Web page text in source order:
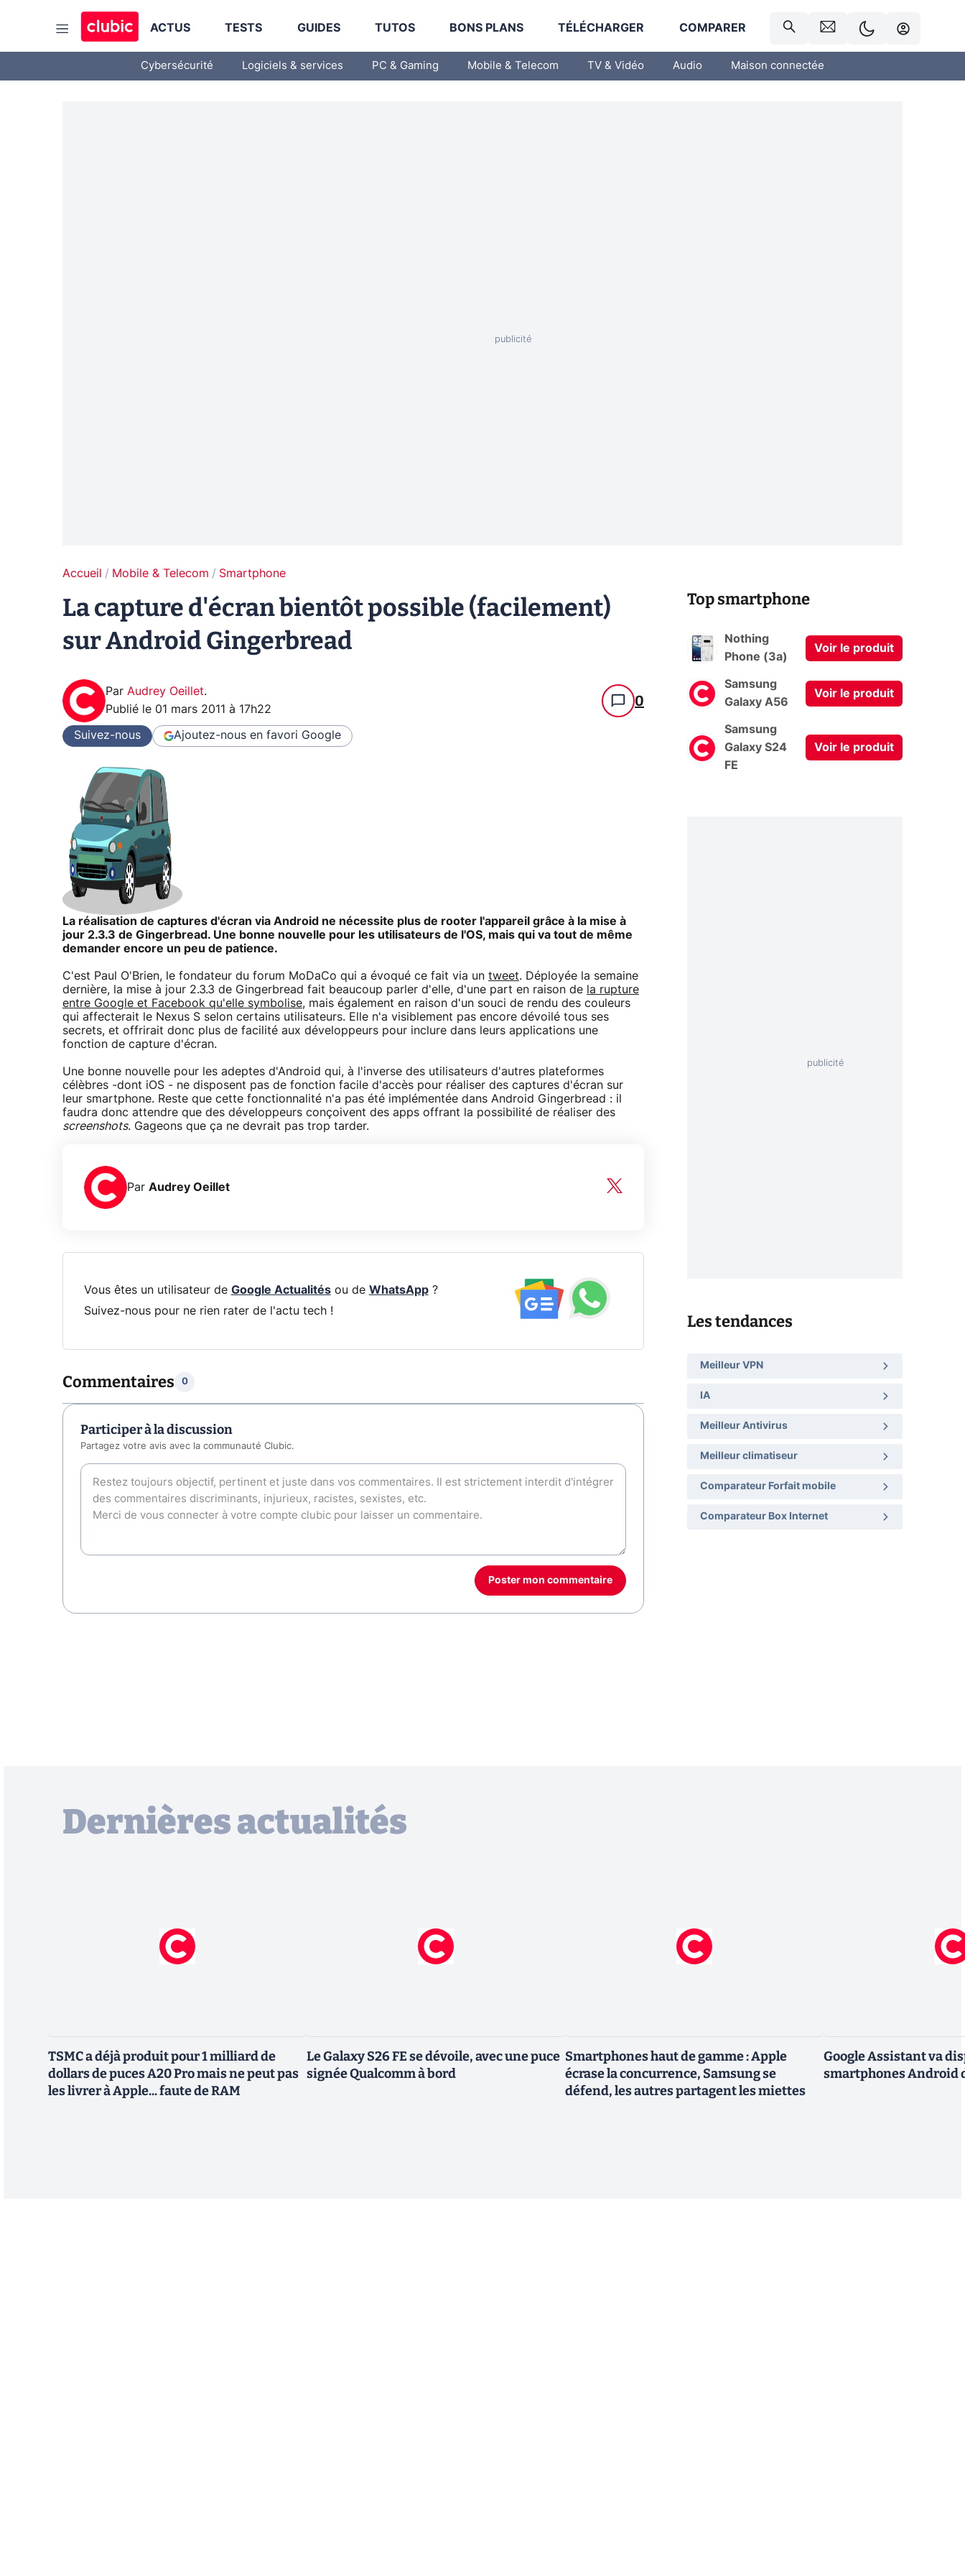
ACTUS TESTS GUIDES TUTOS BONS PLANS TÉLÉCHARGER COMPARER
Cybersécurité Logiciels & services PC & Gaming Mobile & Telecom TV & Vidéo Audio Maison connectée
Accueil Mobile & Telecom Smartphone
La capture d'écran bientôt possible (facilement)
sur Android Gingerbread
Par Audrey Oeillet.
Publié le 01 mars 2011 à 17h22 0
Suivez-nous Ajoutez-nous en favori Google
La réalisation de captures d'écran via Android ne nécessite plus de rooter l'appareil grâce à la mise à
jour 2.3.3 de Gingerbread. Une bonne nouvelle pour les utilisateurs de l'OS, mais qui va tout de même
demander encore un peu de patience.
C'est Paul O'Brien, le fondateur du forum MoDaCo qui a évoqué ce fait via un tweet. Déployée la semaine
dernière, la mise à jour 2.3.3 de Gingerbread fait beaucoup parler d'elle, d'une part en raison de la rupture
entre Google et Facebook qu'elle symbolise, mais également en raison d'un souci de rendu des couleurs
qui affecterait le Nexus S selon certains utilisateurs. Elle n'a visiblement pas encore dévoilé tous ses
secrets, et offrirait donc plus de facilité aux développeurs pour inclure dans leurs applications une
fonction de capture d'écran.
Une bonne nouvelle pour les adeptes d'Android qui, à l'inverse des utilisateurs d'autres plateformes
célèbres -dont iOS - ne disposent pas de fonction facile d'accès pour réaliser des captures d'écran sur
leur smartphone. Reste que cette fonctionnalité n'a pas été implémentée dans Android Gingerbread : il
faudra donc attendre que des développeurs conçoivent des apps offrant la possibilité de réaliser des
screenshots. Gageons que ça ne devrait pas trop tarder.
Par Audrey Oeillet
Vous êtes un utilisateur de Google Actualitésou de WhatsApp?
Suivez-nous pour ne rien rater de l'actu tech !
Commentaires 0
Participer à la discussion
Partagez votre avis avec la communauté Clubic.
Poster mon commentaire
Top smartphone
Nothing
Phone (3a)
Voir le produit
Samsung
Galaxy A56
Voir le produit
Samsung
Galaxy S24
FE
Voir le produit
Les tendances
Meilleur VPN
IA
Meilleur Antivirus
Meilleur climatiseur
Comparateur Forfait mobile
Comparateur Box Internet
Dernières actualités
TSMC a déjà produit pour 1 milliard de
dollars de puces A20 Pro mais ne peut pas
les livrer à Apple... faute de RAM
Le Galaxy S26 FE se dévoile, avec une puce
signée Qualcomm à bord
Smartphones haut de gamme : Apple
écrase la concurrence, Samsung se
défend, les autres partagent les miettes
Google Assistant va
smartphones Android